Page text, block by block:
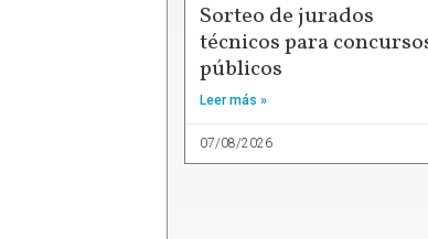
Sorteo de jurados
técnicos para
públicos
Leer más »
07/08/2026